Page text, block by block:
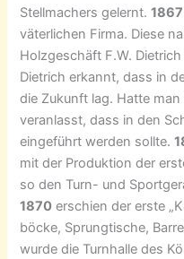
Stellmachers gelernt.1867
väterlichen Firma. Diese
Holzgeschäft F.W.
Dietrich erkannt, dass in
die Zukunft lag. Hatte
veranlasst, dass in den
eingeführt werden sollte.
mit der Produktion der
so den Turn- und
1870 erschien der erste
böcke, Sprungtische,
wurde die Turnhalle des